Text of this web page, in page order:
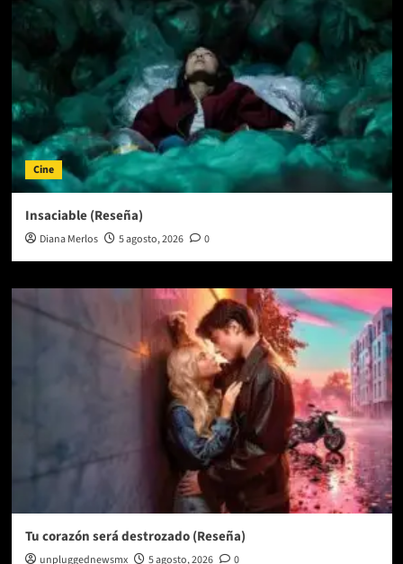
Cine
Insaciable (Reseña)
Diana Merlos 5 agosto, 2026 0
Tu corazón será destrozado (Reseña)
unpluggednewsmx 5 agosto, 2026 0